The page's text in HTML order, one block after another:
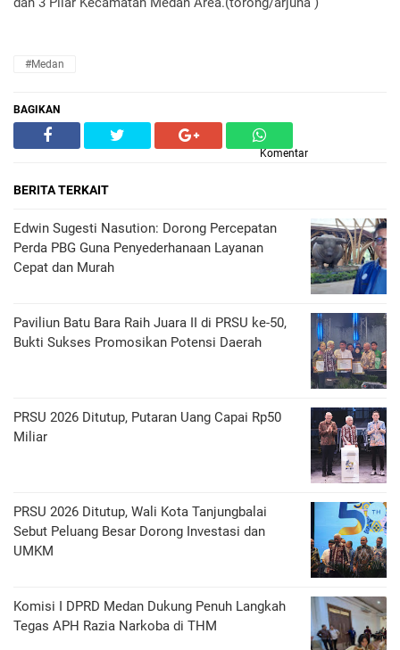
#Medan
BAGIKAN
Komentar
BERITA TERKAIT
Edwin Sugesti Nasution: Dorong Percepatan
Perda PBG Guna Penyederhanaan Layanan
Cepat dan Murah
Paviliun Batu Bara Raih Juara II di PRSU ke-50,
Bukti Sukses Promosikan Potensi Daerah
PRSU 2026 Ditutup, Putaran Uang Capai Rp50
Miliar
PRSU 2026 Ditutup, Wali Kota Tanjungbalai
Sebut Peluang Besar Dorong Investasi dan
UMKM
Komisi I DPRD Medan Dukung Penuh Langkah
Tegas APH Razia Narkoba di THM